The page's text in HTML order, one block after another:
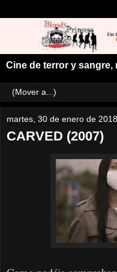
Cine de terror y sangre,
martes, 30 de enero de 2018
CARVED (2007)